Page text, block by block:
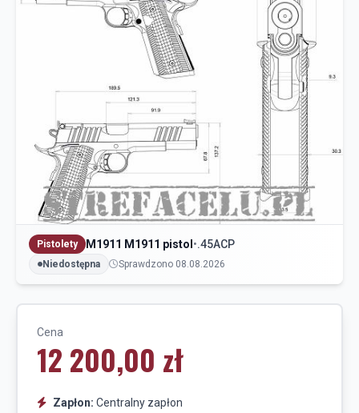
Pistolety M1911 M1911 pistol •.45ACP
Niedostępna Sprawdzono 08.08.2026
Cena
12 200,00 zł
Zapłon: Centralny zapłon